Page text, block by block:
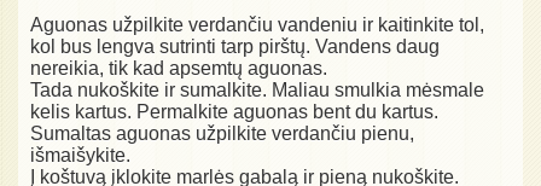
Aguonas užpilkite verdančiu vandeniu ir kaitinkite tol,
kol bus lengva sutrinti tarp pirštų. Vandens daug
nereikia, tik kad apsemtų aguonas.
Tada nukoškite ir sumalkite. Maliau smulkia mėsmale
kelis kartus. Permalkite aguonas bent du kartus.
Sumaltas aguonas užpilkite verdančiu pienu,
išmaišykite.
Į koštuvą įklokite marlės gabalą ir pieną nukoškite.